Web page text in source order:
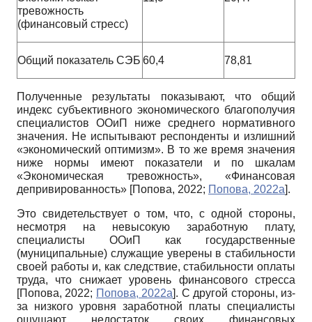
тревожность
(финансовый стресс)
Общий показатель СЭБ 60,4 78,81
Полученные результаты показывают, что общий
индекс субъективного экономического благополучия
специалистов ООиП ниже среднего нормативного
значения. Не испытывают респонденты и излишний
«экономический оптимизм». В то же время значения
ниже нормы имеют показатели и по шкалам
«Экономическая тревожность», «Финансовая
депривированность» [Попова, 2022; Попова, 2022а].
Это свидетельствует о том, что, с одной стороны,
несмотря на невысокую заработную плату,
специалисты ООиП как государственные
(муниципальные) служащие уверены в стабильности
своей работы и, как следствие, стабильности оплаты
труда, что снижает уровень финансового стресса
[Попова, 2022; Попова, 2022а]. С другой стороны, из-
за низкого уровня заработной платы специалисты
ощущают недостаток своих финансовых